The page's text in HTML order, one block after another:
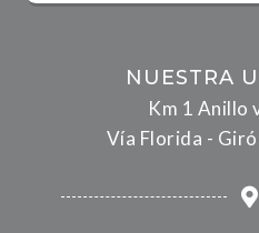
NUESTRA
Km 1 Anillo
Vía Florida -